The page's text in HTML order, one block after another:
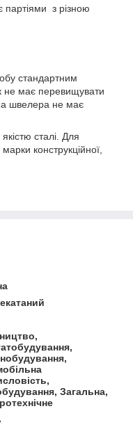
партіями з різною
стандартним
не має перевищувати
швелера не має
сталі. Для
конструкційної,
Загальна,